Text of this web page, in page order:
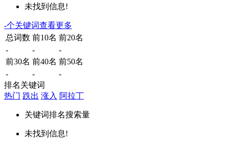
未找到信息!
-个关键词查看更多
总词数 前10名 前20名
-
-
-
前30名 前40名 前50名
-
-
-
排名关键词
热门 跌出 涨入 阿拉丁
关键词排名搜索量
未找到信息!